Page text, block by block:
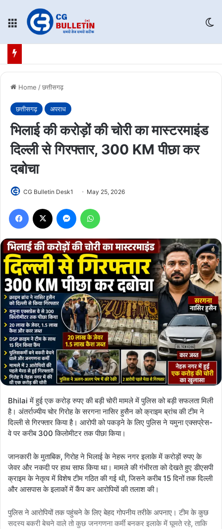
Menu
Home /छत्तीसगढ़
छत्तीसगढ़ अपराध
भिलाई की करोड़ों की चोरी का मास्टरमाइंड
दिल्ली से गिरफ्तार, 300 KM पीछा कर
दबोचा
CG Bulletin Desk1 May 25, 2026
Facebook Messenger
Bhilai में हुई एक करोड़ रुपए की बड़ी चोरी मामले में पुलिस को बड़ी सफलता मिली
है। अंतर्राज्यीय चोर गिरोह के सरगना नासिर हुसैन को क्राइम ब्रांच की टीम ने
दिल्ली से गिरफ्तार किया है। आरोपी को पकड़ने के लिए पुलिस ने यमुना एक्सप्रेस-
वे पर करीब 300 किलोमीटर तक पीछा किया।
जानकारी के मुताबिक, गिरोह ने भिलाई के नेहरू नगर इलाके में करोड़ों रुपए के
जेवर और नकदी पर हाथ साफ किया था। मामले की गंभीरता को देखते हुए डीएसपी
क्राइम के नेतृत्व में विशेष टीम गठित की गई थी, जिसने करीब 15 दिनों तक दिल्ली
और आसपास के इलाकों में कैंप कर आरोपियों की तलाश की।
पुलिस ने आरोपियों तक पहुंचने के लिए बेहद गोपनीय तरीके अपनाए। टीम के कुछ
सदस्य बकरी बेचने वाले तो कुछ जनगणना कर्मी बनकर इलाके में घूमते रहे, ताकि